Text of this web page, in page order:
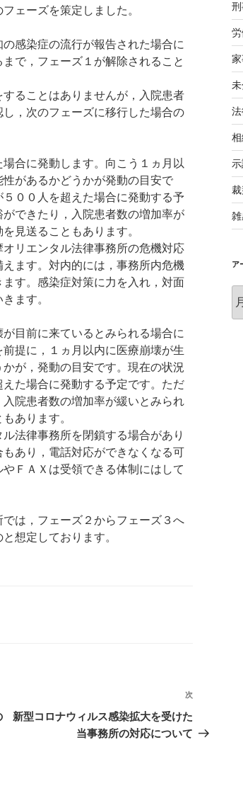
ェーズを策定しました。
感染症の流行が報告された場合に
で，フェーズ１が解除されること
ることはありませんが，入院患者
，次のフェーズに移行した場合の
合に発動します。向こう１ヵ月以
があるかどうかが発動の目安で
００人を超えた場合に発動する予
できたり，入院患者数の増加率が
見送ることもあります。
リエンタル法律事務所の危機対応
ます。対内的には，事務所内危機
す。感染症対策に力を入れ，対面
ます。
目前に来ているとみられる場合に
提に，１ヵ月以内に医療崩壊が生
が，発動の目安です。現在の状況
た場合に発動する予定です。ただ
院患者数の増加率が緩いとみられ
あります。
法律事務所を閉鎖する場合があり
あり，電話対応ができなくなる可
ＦＡＸは受領できる体制にはして
は，フェーズ２からフェーズ３へ
想定しております。
次
投
次
新型コロナウィルス感染拡大を受けた
当事務所の対応について
ア
ー